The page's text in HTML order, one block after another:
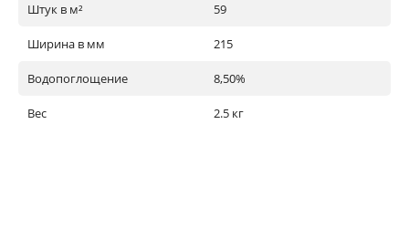
Штук в м² 59
Ширина в мм 215
Водопоглощение 8,50%
Вес 2.5 кг